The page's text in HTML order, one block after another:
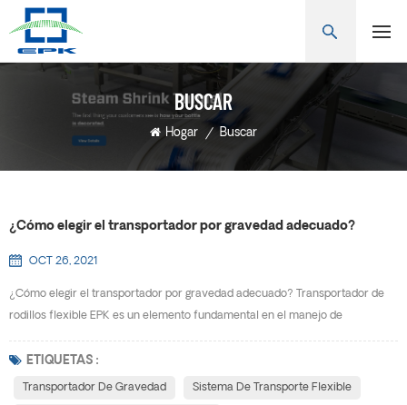
BUSCAR
Hogar / Buscar
¿Cómo elegir el transportador por gravedad adecuado?
OCT 26, 2021
¿Cómo elegir el transportador por gravedad adecuado? Transportador de
rodillos flexible EPK es un elemento fundamental en el manejo de
acelera las tasas de producción. Los transportadores están disponibles en
muchos modelos y configuraciones, esta guía se enfoca en los
ETIQUETAS :
Transportador De Gravedad Sistema De Transporte Flexible